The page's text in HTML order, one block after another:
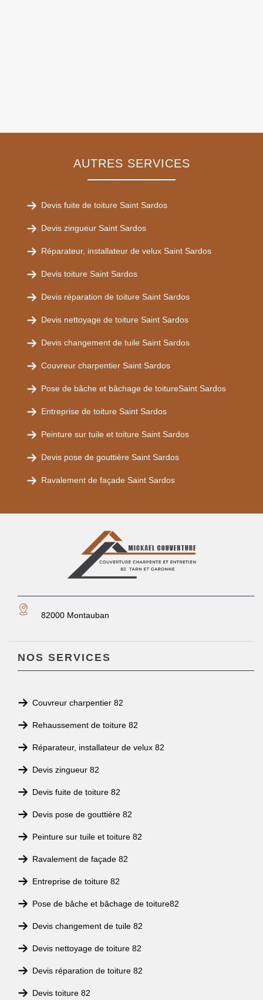
AUTRES SERVICES
Devis fuite de toiture Saint Sardos
Devis zingueur Saint Sardos
Réparateur, installateur de velux Saint Sardos
Devis toiture Saint Sardos
Devis réparation de toiture Saint Sardos
Devis nettoyage de toiture Saint Sardos
Devis changement de tuile Saint Sardos
Couvreur charpentier Saint Sardos
Pose de bâche et bâchage de toitureSaint Sardos
Entreprise de toiture Saint Sardos
Peinture sur tuile et toiture Saint Sardos
Devis pose de gouttière Saint Sardos
Ravalement de façade Saint Sardos
82000 Montauban
NOS SERVICES
Couvreur charpentier 82
Rehaussement de toiture 82
Réparateur, installateur de velux 82
Devis zingueur 82
Devis fuite de toiture 82
Devis pose de gouttière 82
Peinture sur tuile et toiture 82
Ravalement de façade 82
Entreprise de toiture 82
Pose de bâche et bâchage de toiture82
Devis changement de tuile 82
Devis nettoyage de toiture 82
Devis réparation de toiture 82
Devis toiture 82